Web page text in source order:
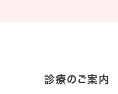
診療のご案内